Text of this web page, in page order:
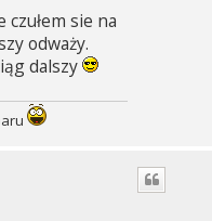
czułem sie na
odważy.
dalszy